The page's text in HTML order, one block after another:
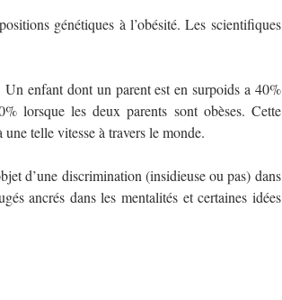
génétiques à l’obésité. Les scientifiques
Un enfant dont un parent est en surpoids a 40%
lorsque les deux parents sont obèses. Cette
telle vitesse à travers le monde.
d’une discrimination (insidieuse ou pas) dans
ancrés dans les mentalités et certaines idées